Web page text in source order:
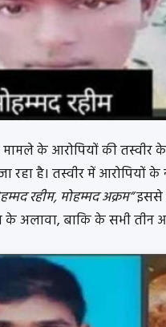
मामले के आरोपियों की
रहा है। तस्वीर में आरोपियों के
रहीम, मोहम्मद अक्रम”इससे
के अलावा, बाकि के सभी तीन